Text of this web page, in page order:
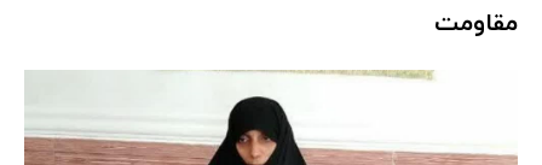
مقاومت